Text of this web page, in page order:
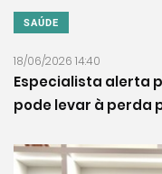
SAÚDE
18/06/2026 14:40
Especialista alerta
pode levar à perda